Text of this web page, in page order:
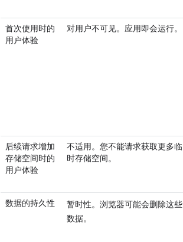
首次使用时的
用户体验
对用户不可见。应用即会运行。
后续请求增加
存储空间时的
用户体验
不适用。您不能请求获取更多临
时存储空间。
数据的持久性
暂时性。浏览器可能会删除这些
数据。